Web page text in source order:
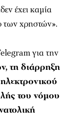
έχει καμία
των χρηστών».
για την
τη διάρρηξη
του νόμου